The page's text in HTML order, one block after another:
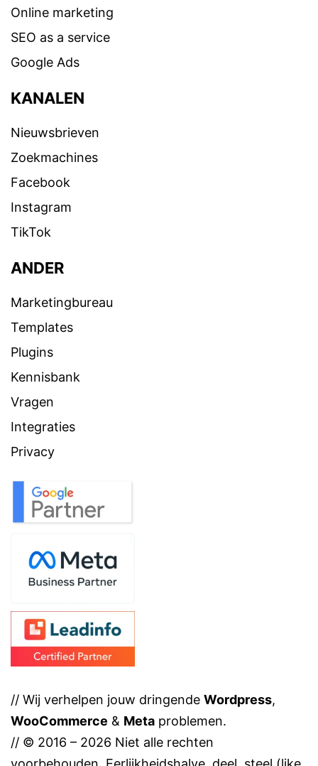
Online marketing
SEO as a service
Google Ads
KANALEN
Nieuwsbrieven
Zoekmachines
Facebook
Instagram
TikTok
ANDER
Marketingbureau
Templates
Plugins
Kennisbank
Vragen
Integraties
Privacy
// Wij verhelpen jouw dringende Wordpress,
WooCommerce & Meta problemen.
// © 2016 – 2026 Niet alle rechten